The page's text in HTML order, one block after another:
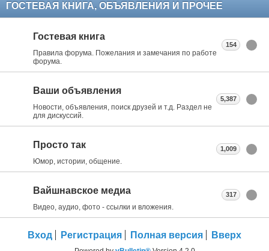
ГОСТЕВАЯ КНИГА, ОБЪЯВЛЕНИЯ И ПРОЧЕЕ
Гостевая книга
Правила форума. Пожелания и замечания по работе
форума.
154
Ваши объявления
Новости, объявления, поиск друзей и т.д. Раздел не
для дискуссий.
5,387
Просто так
Юмор, истории, общение.
1,009
Вайшнавское медиа
Видео, аудио, фото - ссылки и вложения.
317
Вход Регистрация Полная версия Вверх